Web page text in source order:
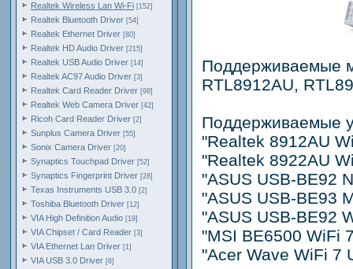
Realtek Wireless Lan Wi-Fi [152]
Realtek Bluetooth Driver [54]
Realtek Ethernet Driver [80]
Realtek HD Audio Driver [215]
Realtek USB Audio Driver [14]
Realtek AC97 Audio Driver [3]
Realtek Card Reader Driver [98]
Realtek Web Camera Driver [42]
Ricoh Card Reader Driver [2]
Sunplus Camera Driver [55]
Sonix Camera Driver [20]
Synaptics Touchpad Driver [52]
Synaptics Fingerprint Driver [28]
Texas Instruments USB 3.0 [2]
Toshiba Bluetooth Driver [12]
VIA High Definition Audio [19]
VIA Chipset / Card Reader [3]
VIA Ethernet Lan Driver [1]
VIA USB 3.0 Driver [6]
Поддерживаемые
RTL8912AU,
Поддерживаемые
"Realtek 8912AU
"Realtek 8922AU
"ASUS USB-BE92
"ASUS USB-BE93
"ASUS USB-BE92
"MSI BE6500 WiFi
"Acer Wave WiFi 7